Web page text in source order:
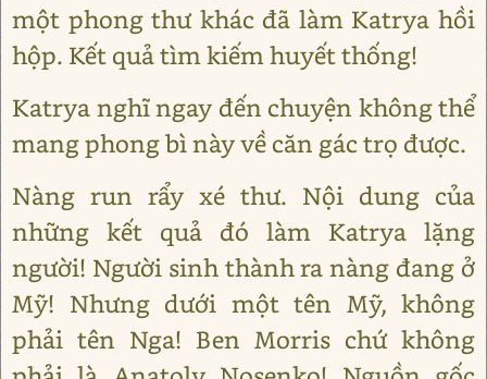
một phong thư khác đã làm Katrya hồi
hộp. Kết quả tìm kiếm huyết thống!
Katrya nghĩ ngay đến chuyện không thể
mang phong bì này về căn gác trọ được.
Nàng run rẩy xé thư. Nội dung của
những kết quả đó làm Katrya lặng
người! Người sinh thành ra nàng đang ở
Mỹ! Nhưng dưới một tên Mỹ, không
phải tên Nga! Ben Morris chứ không